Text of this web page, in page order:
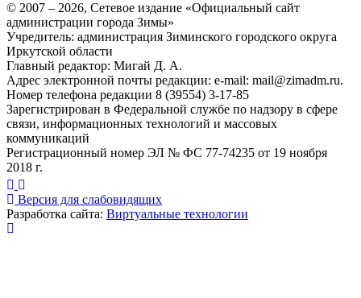
© 2007 – 2026, Сетевое издание «Официальный сайт
администрации города Зимы»
Учредитель: администрация Зиминского городского округа
Иркутской области
Главный редактор: Мигай Д. А.
Адрес электронной почты редакции: e-mail: mail@zimadm.ru.
Номер телефона редакции 8 (39554) 3-17-85
Зарегистрирован в Федеральной службе по надзору в сфере
связи, информационных технологий и массовых
коммуникаций
Регистрационный номер ЭЛ № ФС 77-74235 от 19 ноября
2018 г.
Версия для слабовидящих
Разработка сайта: Виртуальные технологии